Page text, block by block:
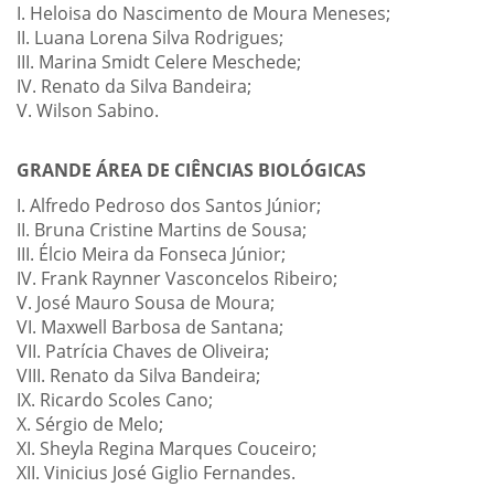
I. Heloisa do Nascimento de Moura Meneses;
II. Luana Lorena Silva Rodrigues;
III. Marina Smidt Celere Meschede;
IV. Renato da Silva Bandeira;
V. Wilson Sabino.
GRANDE ÁREA DE CIÊNCIAS BIOLÓGICAS
I. Alfredo Pedroso dos Santos Júnior;
II. Bruna Cristine Martins de Sousa;
III. Élcio Meira da Fonseca Júnior;
IV. Frank Raynner Vasconcelos Ribeiro;
V. José Mauro Sousa de Moura;
VI. Maxwell Barbosa de Santana;
VII. Patrícia Chaves de Oliveira;
VIII. Renato da Silva Bandeira;
IX. Ricardo Scoles Cano;
X. Sérgio de Melo;
XI. Sheyla Regina Marques Couceiro;
XII. Vinicius José Giglio Fernandes.